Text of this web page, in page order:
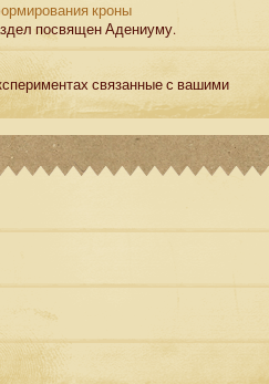
кроны
посвящен Адениуму.
связанные с вашими